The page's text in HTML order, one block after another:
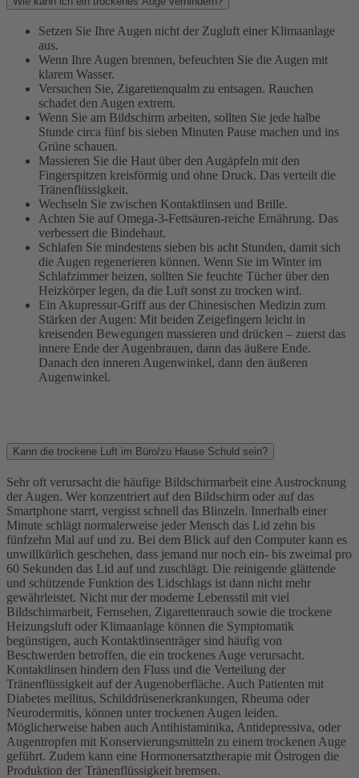
Setzen Sie Ihre Augen nicht der Zugluft einer Klimaanlage
aus.
Wenn Ihre Augen brennen, befeuchten Sie die Augen mit
klarem Wasser.
Versuchen Sie, Zigarettenqualm zu entsagen. Rauchen
schadet den Augen extrem.
Wenn Sie am Bildschirm arbeiten, sollten Sie jede halbe
Stunde circa fünf bis sieben Minuten Pause machen und ins
Grüne schauen.
Massieren Sie die Haut über den Augäpfeln mit den
Fingerspitzen kreisförmig und ohne Druck. Das verteilt die
Tränenflüssigkeit.
Wechseln Sie zwischen Kontaktlinsen und Brille.
Achten Sie auf Omega-3-Fettsäuren-reiche Ernährung. Das
verbessert die Bindehaut.
Schlafen Sie mindestens sieben bis acht Stunden, damit sich
die Augen regenerieren können. Wenn Sie im Winter im
Schlafzimmer heizen, sollten Sie feuchte Tücher über den
Heizkörper legen, da die Luft sonst zu trocken wird.
Ein Akupressur-Griff aus der Chinesischen Medizin zum
Stärken der Augen: Mit beiden Zeigefingern leicht in
kreisenden Bewegungen massieren und drücken – zuerst das
innere Ende der Augenbrauen, dann das äußere Ende.
Danach den inneren Augenwinkel, dann den äußeren
Augenwinkel.
Kann die trockene Luft im Büro/zu Hause Schuld sein?
Sehr oft verursacht die häufige Bildschirmarbeit eine Austrocknung
der Augen. Wer konzentriert auf den Bildschirm oder auf das
Smartphone starrt, vergisst schnell das Blinzeln. Innerhalb einer
Minute schlägt normalerweise jeder Mensch das Lid zehn bis
fünfzehn Mal auf und zu. Bei dem Blick auf den Computer kann es
unwillkürlich geschehen, dass jemand nur noch ein- bis zweimal pro
60 Sekunden das Lid auf und zuschlägt. Die reinigende glättende
und schützende Funktion des Lidschlags ist dann nicht mehr
gewährleistet. Nicht nur der moderne Lebensstil mit viel
Bildschirmarbeit, Fernsehen, Zigarettenrauch sowie die trockene
Heizungsluft oder Klimaanlage können die Symptomatik
begünstigen, auch Kontaktlinsenträger sind häufig von
Beschwerden betroffen, die ein trockenes Auge verursacht.
Kontaktlinsen hindern den Fluss und die Verteilung der
Tränenflüssigkeit auf der Augenoberfläche. Auch Patienten mit
Diabetes mellitus, Schilddrüsenerkrankungen, Rheuma oder
Neurodermitis, können unter trockenen Augen leiden.
Möglicherweise haben auch Antihistaminika, Antidepressiva, oder
Augentropfen mit Konservierungsmitteln zu einem trockenen Auge
geführt. Zudem kann eine Hormonersatztherapie mit Östrogen die
Produktion der Tränenflüssigkeit bremsen.